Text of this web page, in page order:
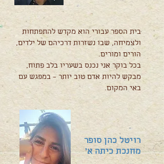
בית הספר עבורי הוא מקדש להתפתחות
ולצמיחה, שבו נשזרות דרכיהם של ילדים,
הורים ומורים.
בכל בוקר אני נכנס בשעריו בלב פתוח,
מבקש להיות אדם טוב יותר – במפגש עם
באי המקום.
רויטל כהן סופר
מחנכת כיתה א'